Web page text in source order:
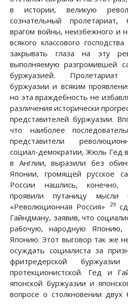
в истории, великую
сознательный
врагом войны, неизбежного и
всякого классового
закрывать глаза на эту
выполняемую разгромившей
буржуазией.
буржуазии и всяким
но эта враждебность не
различения исторически
представителей буржуазии.
что наиболее
представители
социал-демократии, Жюль Гед
в Англии, выразили без
Японии, громящей русское
России нашлись, конечно,
проявили путаницу
«Революционная Россия»
29
Гайндману, заявив, что
рабочую, народную
Японию. Этот выговор так же
осуждать социалиста за
фритредерской
протекционистской. Гед и
японской буржуазии и
вопросе о столкновении